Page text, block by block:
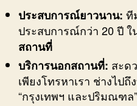
ประสบการณ์ยาวนาน: ที
ประสบการณ์กว่า 20 ปี ใ
สถานที่
บริการนอกสถานที่: สะด
เพียงโทรหาเรา ช่างไป
“กรุงเทพฯ และปริมณฑล